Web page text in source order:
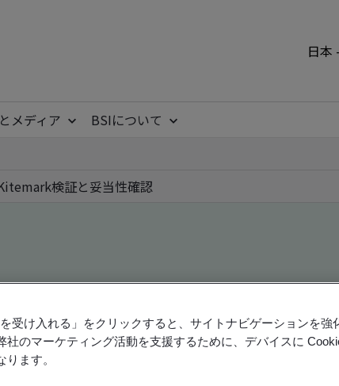
日本
メディア
BSIについて
検証と妥当性確認
- Validation and Verification, Japanese
を受け入れる」をクリックすると、サイトナビゲーションを強
社のマーケティング活動を支援するために、デバイスに
ます。